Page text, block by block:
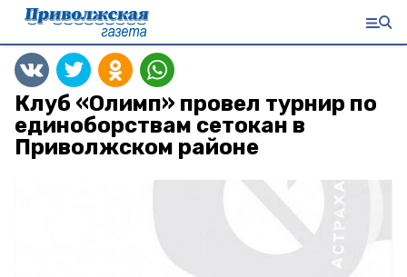
Клуб «Олимп» провел турнир по
единоборствам сетокан в
Приволжском районе